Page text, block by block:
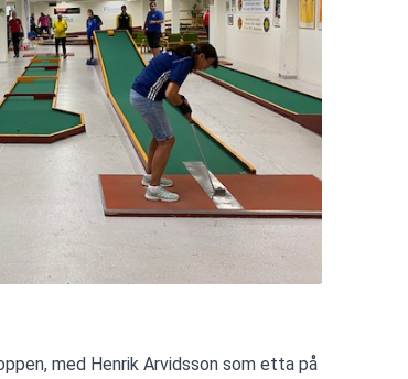
med Henrik Arvidsson som etta på